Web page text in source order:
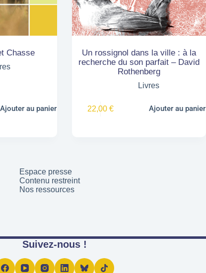
Chasse
Ajouter au panier
Un rossignol dans la ville : à la
recherche du son parfait – David
Rothenberg
Livres
22,00 € Ajouter au panier
Espace presse
Contenu restreint
Nos ressources
Suivez-nous !